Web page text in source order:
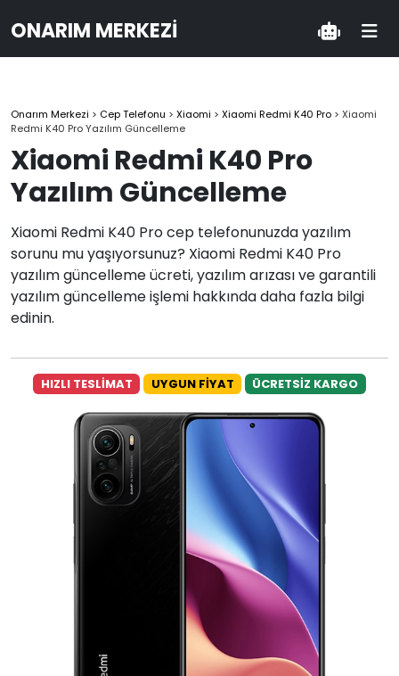
ONARIM MERKEZI
Onarım Merkezi > Cep Telefonu > Xiaomi > Xiaomi Redmi K40 Pro > Xiaomi
Redmi K40 Pro Yazılım Güncelleme
Xiaomi Redmi K40 Pro
Yazılım Güncelleme
Xiaomi Redmi K40 Pro cep telefonunuzda yazılım
sorunu mu yaşıyorsunuz? Xiaomi Redmi K40 Pro
yazılım güncelleme ücreti, yazılım arızası ve garantili
yazılım güncelleme işlemi hakkında daha fazla bilgi
edinin.
HIZLI TESLİMAT UYGUN FİYAT ÜCRETSİZ KARGO